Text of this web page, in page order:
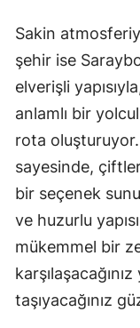
Sakin
şehir ise
elverişli
anlamlı bir
rota
sayesinde,
bir seçenek
ve huzurlu
mükemmel bir
taşıyacağınız